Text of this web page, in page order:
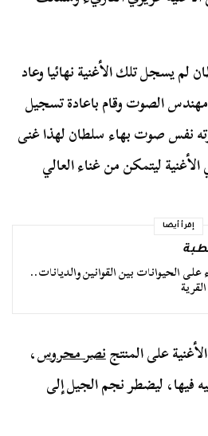
لم يسجل تلك الأغنية نهائيا وعاد
مهندس الصوت وقام باعادة تسجيل
نفس صوت بهاء سلطان لهذا غنى
ليتمكن من غناء العالي
إقرأ أيضا
على الحيوانات بين القوانين والديانات..
على المنتجنصر محروس،
فيها، ليضطر نجم الجيل إلى